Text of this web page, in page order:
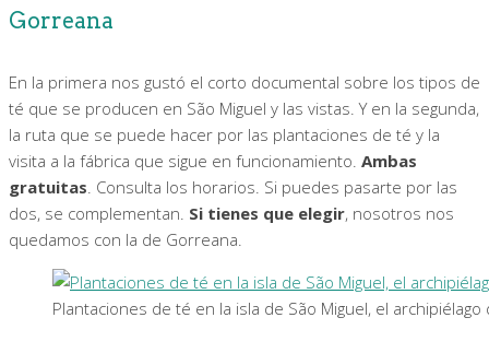
Gorreana
En la primera nos gustó el corto documental sobre los tipos de
té que se producen en São Miguel y las vistas. Y en la segunda,
la ruta que se puede hacer por las plantaciones de té y la
visita a la fábrica que sigue en funcionamiento. Ambas
gratuitas . Consulta los horarios. Si puedes pasarte por las
dos, se complementan. Si tienes que elegir, nosotros nos
quedamos con la de Gorreana.
Plantaciones de té en la isla de São Miguel, el